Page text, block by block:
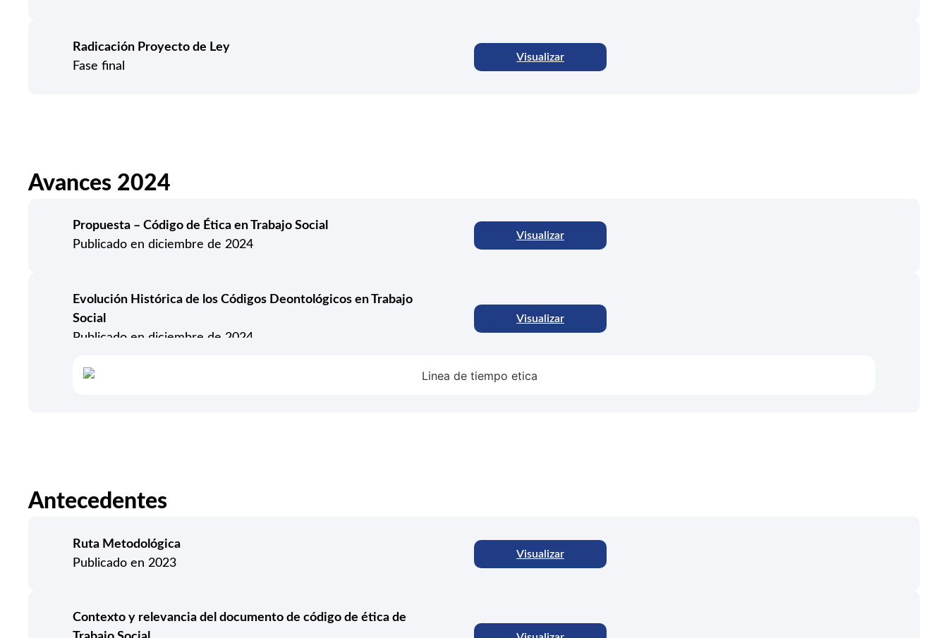
Radicación Proyecto de Ley
Fase final
Visualizar
Avances 2024
Propuesta – Código de Ética en Trabajo Social
Publicado en diciembre de 2024
Visualizar
Evolución Histórica de los Códigos Deontológicos en Trabajo
Social
Publicado en diciembre de 2024
Visualizar
Antecedentes
Ruta Metodológica
Publicado en 2023
Visualizar
Contexto y relevancia del documento de código de ética de